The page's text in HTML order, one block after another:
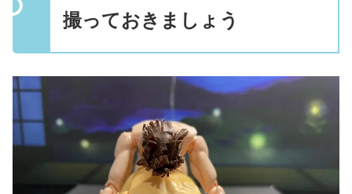
撮っておきましょう